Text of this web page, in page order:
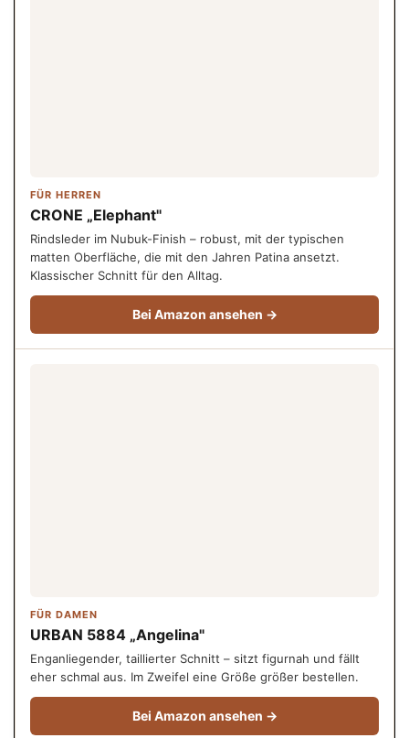
FÜR HERREN
CRONE „Elephant"
Rindsleder im Nubuk-Finish – robust, mit der typischen
matten Oberfläche, die mit den Jahren Patina ansetzt.
Klassischer Schnitt für den Alltag.
Bei Amazon ansehen →
FÜR DAMEN
URBAN 5884 „Angelina"
Enganliegender, taillierter Schnitt – sitzt figurnah und fällt
eher schmal aus. Im Zweifel eine Größe größer bestellen.
Bei Amazon ansehen →